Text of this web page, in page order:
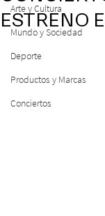
Arte y Cultura
Mundo y Sociedad
Deporte
Productos y Marcas
Conciertos
ESTRENO